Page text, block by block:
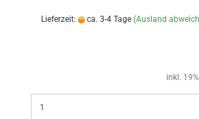
Lieferzeit: ca. 3-4 Tage (Ausland
inkl.